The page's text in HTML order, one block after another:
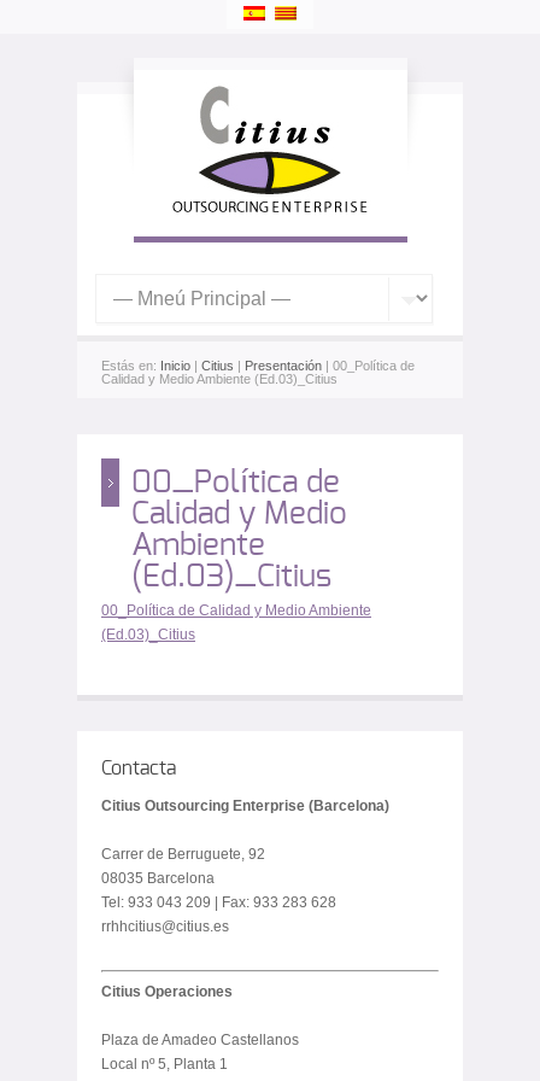
Estás en: Inicio | Citius | Presentación | 00_Política de
Calidad y Medio Ambiente (Ed.03)_Citius
00_Política de
Calidad y Medio
Ambiente
(Ed.03)_Citius
00_Política de Calidad y Medio Ambiente
(Ed.03)_Citius
Contacta
Citius Outsourcing Enterprise (Barcelona)
Carrer de Berruguete, 92
08035 Barcelona
Tel: 933 043 209 | Fax: 933 283 628
rrhhcitius@citius.es
Citius Operaciones
Plaza de Amadeo Castellanos
Local nº 5, Planta 1